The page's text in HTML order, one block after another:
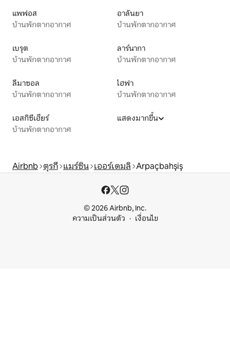
แพฟอส
บ้านพักตากอากาศ
อาลันยา
บ้านพักตากอากาศ
เบรุต
บ้านพักตากอากาศ
ลาร์นากา
บ้านพักตากอากาศ
ลีมาซอล
บ้านพักตากอากาศ
ไฮฟา
บ้านพักตากอากาศ
เอสกิซีเฮียร์
บ้านพักตากอากาศ
แสดงมากขึ้น
Airbnb ตุรกี แมร์ซิน เออร์เดมลิ Arpaçbahşiş
© 2026 Airbnb, Inc.
ความเป็นส่วนตัว
เงื่อนไข